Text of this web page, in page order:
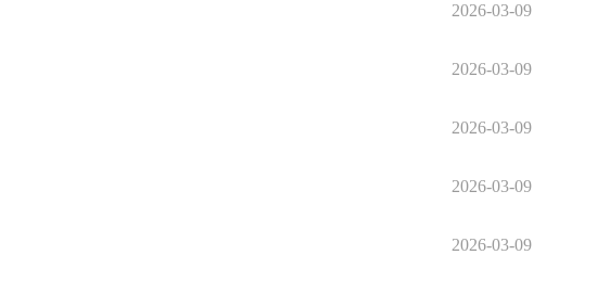
2026-03-09
2026-03-09
2026-03-09
2026-03-09
2026-03-09